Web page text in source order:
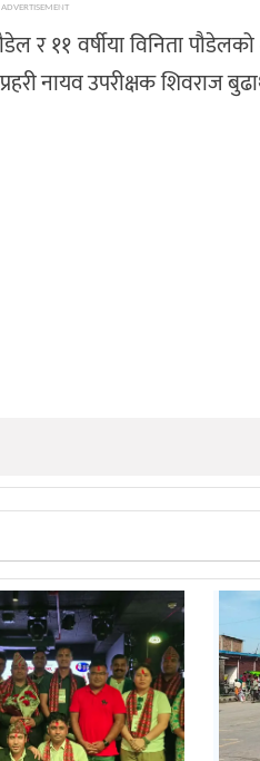
ADVERTISEMENT
र ११ वर्षीया विनिता
नायव उपरीक्षक शिवराज